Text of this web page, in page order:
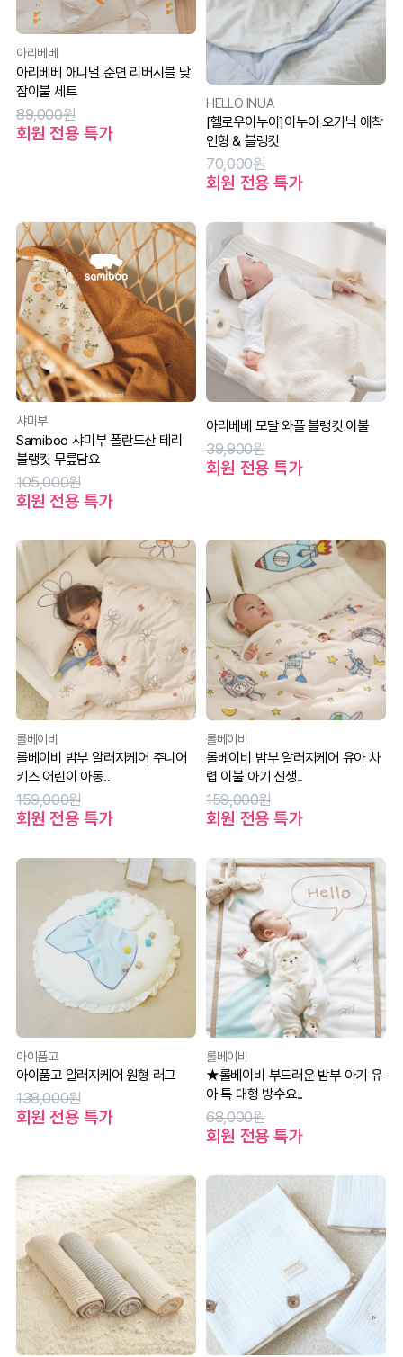
아리베베
아리베베 애니멀 순면 리버시블 낮
잠이불 세트
89,000원
회원 전용 특가
HELLO INUA
[헬로우이누아]이누아 오가닉 애착
인형 & 블랭킷
70,000원
회원 전용 특가
샤미부
Samiboo 샤미부 폴란드산 테리
블랭킷 무릎담요
105,000원
회원 전용 특가
아리베베 모달 와플 블랭킷 이불
39,900원
회원 전용 특가
롤베이비
롤베이비 밤부 알러지케어 주니어
키즈 어린이 아동..
159,000원
회원 전용 특가
롤베이비
롤베이비 밤부 알러지케어 유아 차
렵 이불 아기 신생..
159,000원
회원 전용 특가
아이품고
아이품고 알러지케어 원형 러그
138,000원
회원 전용 특가
롤베이비
★롤베이비 부드러운 밤부 아기 유
아 특 대형 방수요..
68,000원
회원 전용 특가